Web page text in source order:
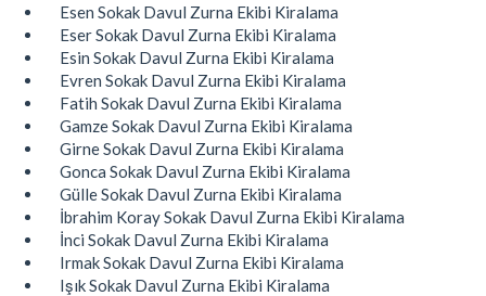
Esen Sokak Davul Zurna Ekibi Kiralama
Eser Sokak Davul Zurna Ekibi Kiralama
Esin Sokak Davul Zurna Ekibi Kiralama
Evren Sokak Davul Zurna Ekibi Kiralama
Fatih Sokak Davul Zurna Ekibi Kiralama
Gamze Sokak Davul Zurna Ekibi Kiralama
Girne Sokak Davul Zurna Ekibi Kiralama
Gonca Sokak Davul Zurna Ekibi Kiralama
Gülle Sokak Davul Zurna Ekibi Kiralama
İbrahim Koray Sokak Davul Zurna Ekibi Kiralama
İnci Sokak Davul Zurna Ekibi Kiralama
Irmak Sokak Davul Zurna Ekibi Kiralama
Işık Sokak Davul Zurna Ekibi Kiralama